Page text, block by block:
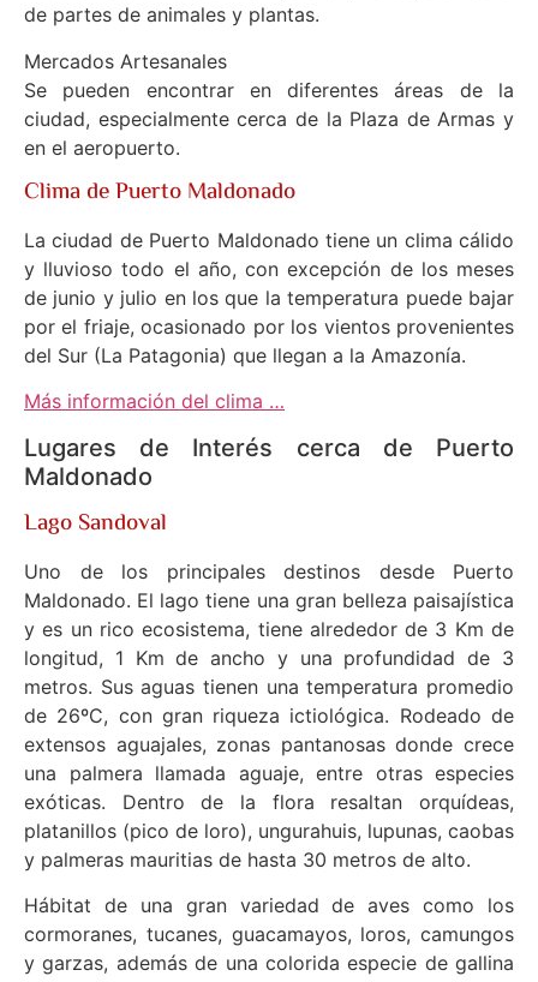
de partes de animales y plantas.
Mercados Artesanales
Se pueden encontrar en diferentes áreas de la
ciudad, especialmente cerca de la Plaza de Armas y
en el aeropuerto.
Clima de Puerto Maldonado
La ciudad de Puerto Maldonado tiene un clima cálido
y lluvioso todo el año, con excepción de los meses
de junio y julio en los que la temperatura puede bajar
por el friaje, ocasionado por los vientos provenientes
del Sur (La Patagonia) que llegan a la Amazonía.
Más información del clima …
Lugares de Interés cerca de Puerto
Maldonado
Lago Sandoval
Uno de los principales destinos desde Puerto
Maldonado. El lago tiene una gran belleza paisajística
y es un rico ecosistema, tiene alrededor de 3 Km de
longitud, 1 Km de ancho y una profundidad de 3
metros. Sus aguas tienen una temperatura promedio
de 26ºC, con gran riqueza ictiológica. Rodeado de
extensos aguajales, zonas pantanosas donde crece
una palmera llamada aguaje, entre otras especies
exóticas. Dentro de la flora resaltan orquídeas,
platanillos (pico de loro), ungurahuis, lupunas, caobas
y palmeras mauritias de hasta 30 metros de alto.
Hábitat de una gran variedad de aves como los
cormoranes, tucanes, guacamayos, loros, camungos
y garzas, además de una colorida especie de gallina